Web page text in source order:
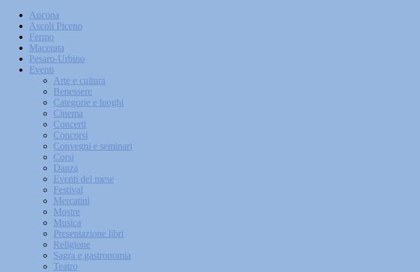
Ancona
Ascoli Piceno
Fermo
Macerata
Pesaro-Urbino
Eventi
Arte e cultura
Benessere
Categorie e luoghi
Cinema
Concerti
Concorsi
Convegni e seminari
Corsi
Danza
Eventi del mese
Festival
Mercatini
Mostre
Musica
Presentazione libri
Religione
Sagra e gastronomia
Teatro